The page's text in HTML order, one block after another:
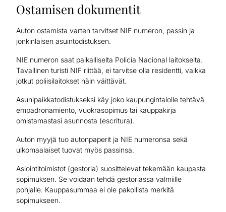
Ostamisen dokumentit
Auton ostamista varten tarvitset NIE numeron, passin ja
jonkinlaisen asuintodistuksen.
NIE numeron saat paikalliselta Policia Nacional laitokselta.
Tavallinen turisti NIF riittää, ei tarvitse olla residentti, vaikka
jotkut poliisilaitokset näin väittävät.
Asunipaikkatodistukseksi käy joko kaupungintalolle tehtävä
empadronamiento, vuokrasopimus tai kauppakirja
omistamastasi asunnosta (escritura).
Auton myyjä tuo autonpaperit ja NIE numeronsa sekä
ulkomaalaiset tuovat myös passinsa.
Asiointitoimistot (gestoria) suosittelevat tekemään kaupasta
sopimuksen. Se voidaan tehdä gestoriassa valmiille
pohjalle. Kauppasummaa ei ole pakollista merkitä
sopimukseen.